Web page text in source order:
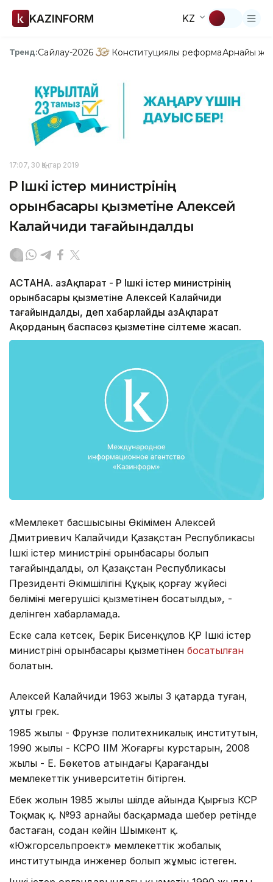
KAZINFORM KZ
Тренд:Сайлау-2026 Конституциялық реформаАрнайы
17:07, 30 Қаңтар 2019
ҚР Ішкі істер министрінің
орынбасары қызметіне Алексей
Калайчиди тағайындалды
АСТАНА. ҚазАқпарат - ҚР Ішкі істер министрінің
орынбасары қызметіне Алексей Калайчиди
тағайындалды, деп хабарлайды ҚазАқпарат
Ақорданың баспасөз қызметіне сілтеме жасап.
«Мемлекет басшысының Өкімімен Алексей
Дмитриевич Калайчиди Қазақстан Республикасы
Ішкі істер министрінің орынбасары болып
тағайындалды, ол Қазақстан Республикасы
Президенті Әкімшілігінің Құқық қорғау жүйесі
бөлімінің меңгерушісі қызметінен босатылды», -
делінген хабарламада.
Еске сала кетсек, Берік Бисенқұлов ҚР Ішкі істер
министрінің орынбасары қызметінен босатылған
болатын.
Алексей Калайчиди 1963 жылы 3 қаңтарда туған,
ұлты грек.
1985 жылы - Фрунзе политехникалық институтын,
1990 жылы - КСРО ІІМ Жоғарғы курстарын, 2008
жылы - Е. Бөкетов атындағы Қарағанды
мемлекеттік университетін бітірген.
Еңбек жолын 1985 жылы шілде айында Қырғыз КСР
Тоқмақ қ. №93 арнайы басқармада шебер ретінде
бастаған, содан кейін Шымкент қ.
«Южгорсельпроект» мемлекеттік жобалық
институтында инженер болып жұмыс істеген.